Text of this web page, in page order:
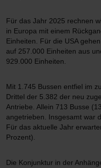
Für das Jahr 2025 rechnen
in Europa mit einem
Einheiten. Für die USA
auf 257.000 Einheiten aus
929.000 Einheiten.
Mit 1.745 Bussen entfiel im
Drittel der 5.382 der neu
Antriebe. Allein 713 Busse
angetrieben. Insgesamt war
Für das aktuelle Jahr
Prozent).
Die Konjunktur in der